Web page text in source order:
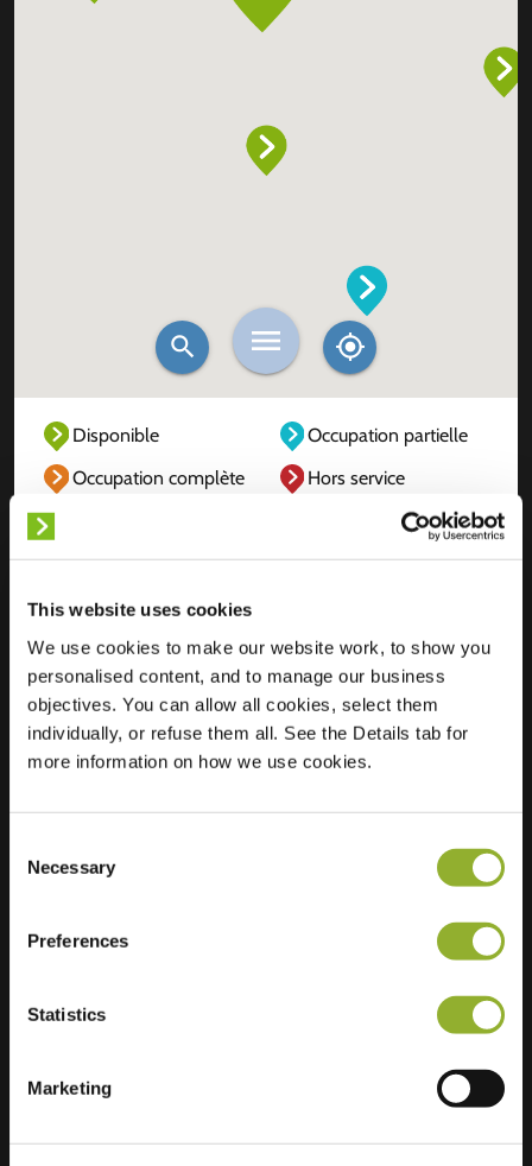
This website uses cookies
We use cookies to make our website work, to show you
personalised content, and to manage our business
objectives. You can allow all cookies, select them
individually, or refuse them all. See the Details tab for
more information on how we use cookies.
Selection
Necessary
Preferences
Statistics
Marketing
Disponible
Occupation partielle
Occupation complète
Hors service
Localisation
Eburonenstraat 216
7312 JZ Apeldoorn
Pays-Bas